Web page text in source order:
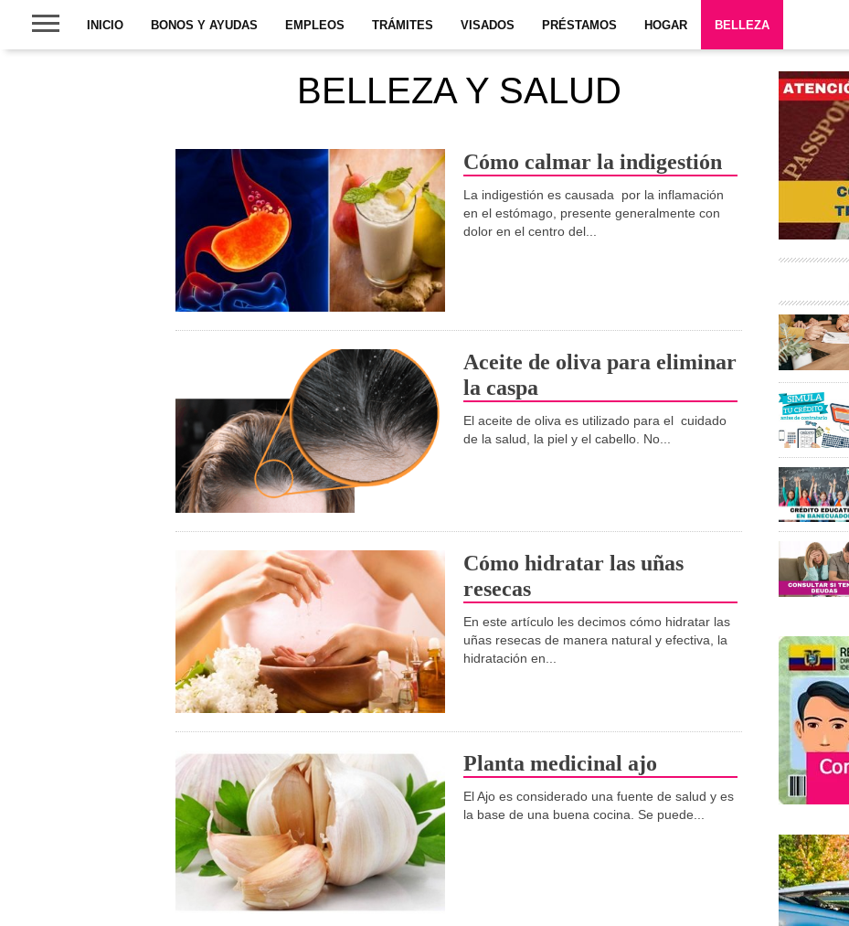
INICIO BONOS Y AYUDAS EMPLEOS TRÁMITES VISADOS PRÉSTAMOS HOGAR BELLEZA
BELLEZA Y SALUD
Cómo calmar la indigestión
La indigestión es causada por la inflamación
en el estómago, presente generalmente con
dolor en el centro del...
Aceite de oliva para eliminar
la caspa
El aceite de oliva es utilizado para el cuidado
de la salud, la piel y el cabello. No...
Cómo hidratar las uñas
resecas
En este artículo les decimos cómo hidratar las
uñas resecas de manera natural y efectiva, la
hidratación en...
Planta medicinal ajo
El Ajo es considerado una fuente de salud y es
la base de una buena cocina. Se puede...